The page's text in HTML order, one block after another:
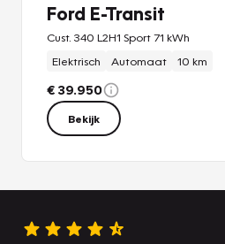
Ford E-Transit
Cust. 340 L2H1 Sport 71 kWh
Elektrisch
Automaat 10 km
€ 39.950
Bekijk